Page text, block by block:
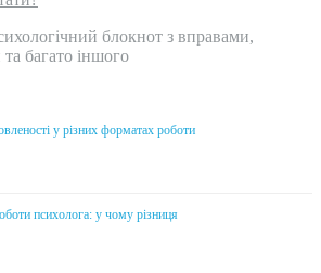
блокнот з вправами,
багато іншого
у різних форматах роботи
психолога: у чому різниця